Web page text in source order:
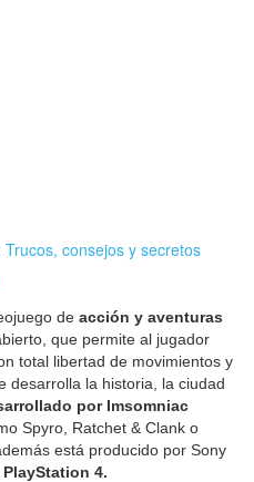
consejos y secretos
de acción y aventuras
que permite al jugador
total libertad de movimientos y
desarrolla la historia, la ciudad
por Imsomniac
Spyro, Ratchet & Clank o
está producido por Sony
4.